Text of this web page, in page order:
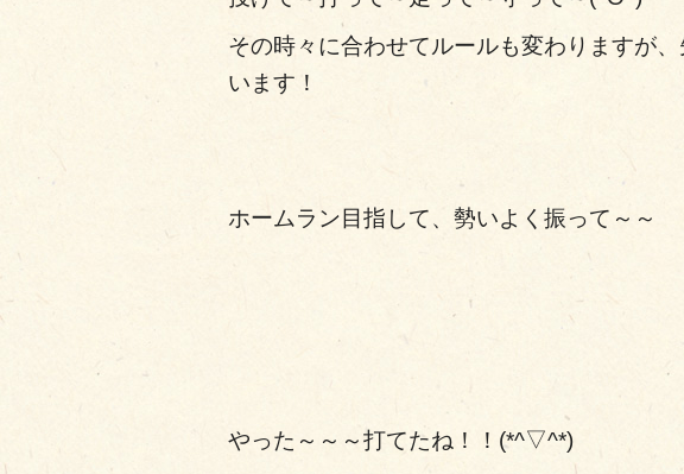
その時々に合わせてルールも変わりますが
います！
ホームラン目指して、勢いよく振って～～
やった～～～打てたね！！(*^▽^*)